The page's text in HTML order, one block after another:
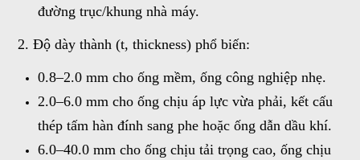
đường trục/khung nhà máy.
2. Độ dày thành (t, thickness) phổ biến:
0.8–2.0 mm cho ống mềm, ống công nghiệp nhẹ.
2.0–6.0 mm cho ống chịu áp lực vừa phải, kết cấu
thép tấm hàn đính sang phe hoặc ống dẫn dầu khí.
6.0–40.0 mm cho ống chịu tải trọng cao, ống chịu